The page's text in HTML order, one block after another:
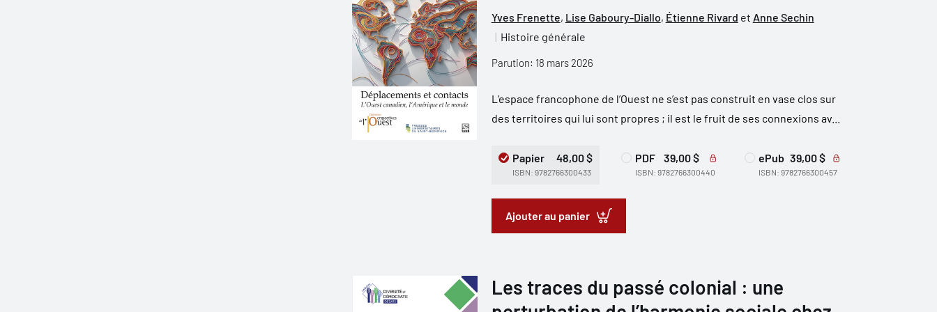
Yves Frenette, Lise Gaboury-Diallo, Étienne Rivard et Anne Sechin
Histoire générale
Parution: 18 mars 2026
L’espace francophone de l’Ouest ne s’est pas construit en vase clos sur
des territoires qui lui sont propres ; il est le fruit de ses connexions av...
Papier 48,00 $
ISBN: 9782766300433
PDF 39,00 $
ISBN: 9782766300440
ePub 39,00 $
ISBN: 9782766300457
Ajouter au panier
Les traces du passé colonial : une